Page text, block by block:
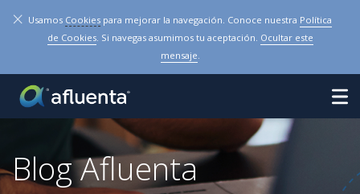
× Usamos Cookies para mejorar la navegación. Conoce nuestra Política
de Cookies. Si navegas asumimos tu aceptación. Ocultar este
mensaje.
Blog Afluenta